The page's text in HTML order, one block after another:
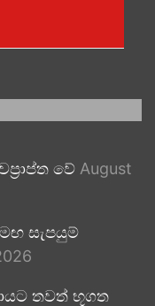
වේ August
සැපයුම්
තවත් භූගත